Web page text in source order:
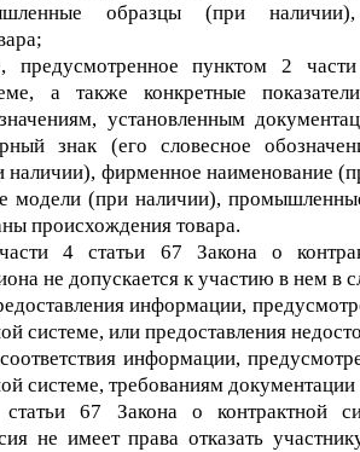
образцы (при
предусмотренное пунктом 2
а также конкретные
установленным
знак (его словесное
наличии), фирменное наименование
модели (при наличии),
происхождения товара.
4 статьи 67 Закона о
не допускается к участию в нем в
информации,
системе, или предоставления
информации,
системе, требованиям
67 Закона о контрактной
не имеет права отказать